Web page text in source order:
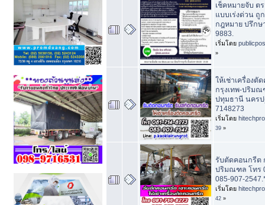
เช็คหมายจับ ต
แบบเร่งด่วน ถู
กฎหมาย ปรึกษ
9883.
เริ่มโดย
»
ให้เช่าเครื่องตั
กรุงเทพ-ปริม
ปทุมธานี นครป
7148273
เริ่มโดย
39 »
รับตัดคอนกรีต
ปริมณฑล โทร
085-907-
เริ่มโดย
42 »